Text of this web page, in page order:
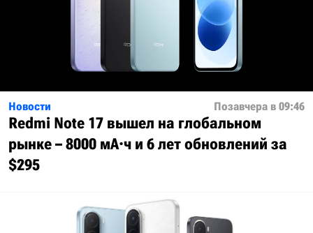
Новости Позавчера в 09:46
Redmi Note 17 вышел на глобальном
рынке – 8000 мА·ч и 6 лет обновлений за
$295